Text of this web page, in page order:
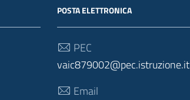
POSTA ELETTRONICA
PEC
vaic879002@pec.istruzione.it
Email